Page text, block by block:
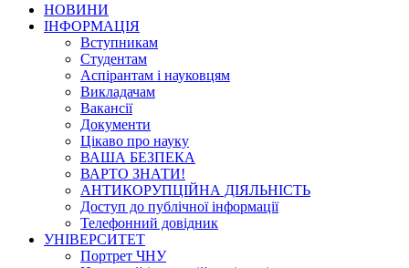
НОВИНИ
ІНФОРМАЦІЯ
Вступникам
Студентам
Аспірантам і науковцям
Викладачам
Вакансії
Документи
Цікаво про науку
ВАША БЕЗПЕКА
ВАРТО ЗНАТИ!
АНТИКОРУПЦІЙНА ДІЯЛЬНІСТЬ
Доступ до публічної інформації
Телефонний довідник
УНІВЕРСИТЕТ
Портрет ЧНУ